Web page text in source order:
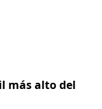
más alto del